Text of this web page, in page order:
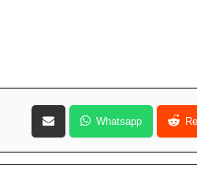
Whatsapp